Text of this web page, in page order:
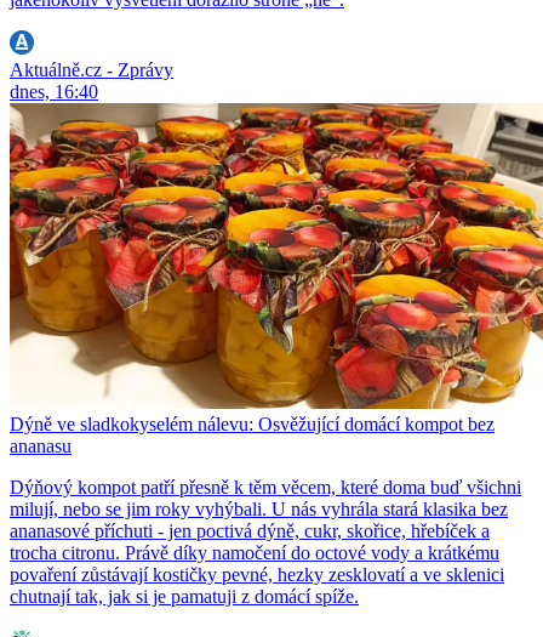
Aktuálně.cz - Zprávy
dnes, 16:40
Dýně ve sladkokyselém nálevu: Osvěžující domácí kompot bez
ananasu
Dýňový kompot patří přesně k těm věcem, které doma buď všichni
milují, nebo se jim roky vyhýbali. U nás vyhrála stará klasika bez
ananasové příchuti - jen poctivá dýně, cukr, skořice, hřebíček a
trocha citronu. Právě díky namočení do octové vody a krátkému
povaření zůstávají kostičky pevné, hezky zesklovatí a ve sklenici
chutnají tak, jak si je pamatuji z domácí spíže.